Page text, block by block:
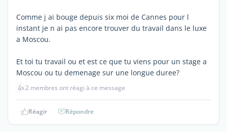
Comme j ai bouge depuis six moi de Cannes pour l
instant je n ai pas encore trouver du travail dans le luxe
a Moscou.
Et toi tu travail ou et est ce que tu viens pour un stage a
Moscou ou tu demenage sur une longue duree?
👍2 membres ont réagi à ce message
Réagir Répondre